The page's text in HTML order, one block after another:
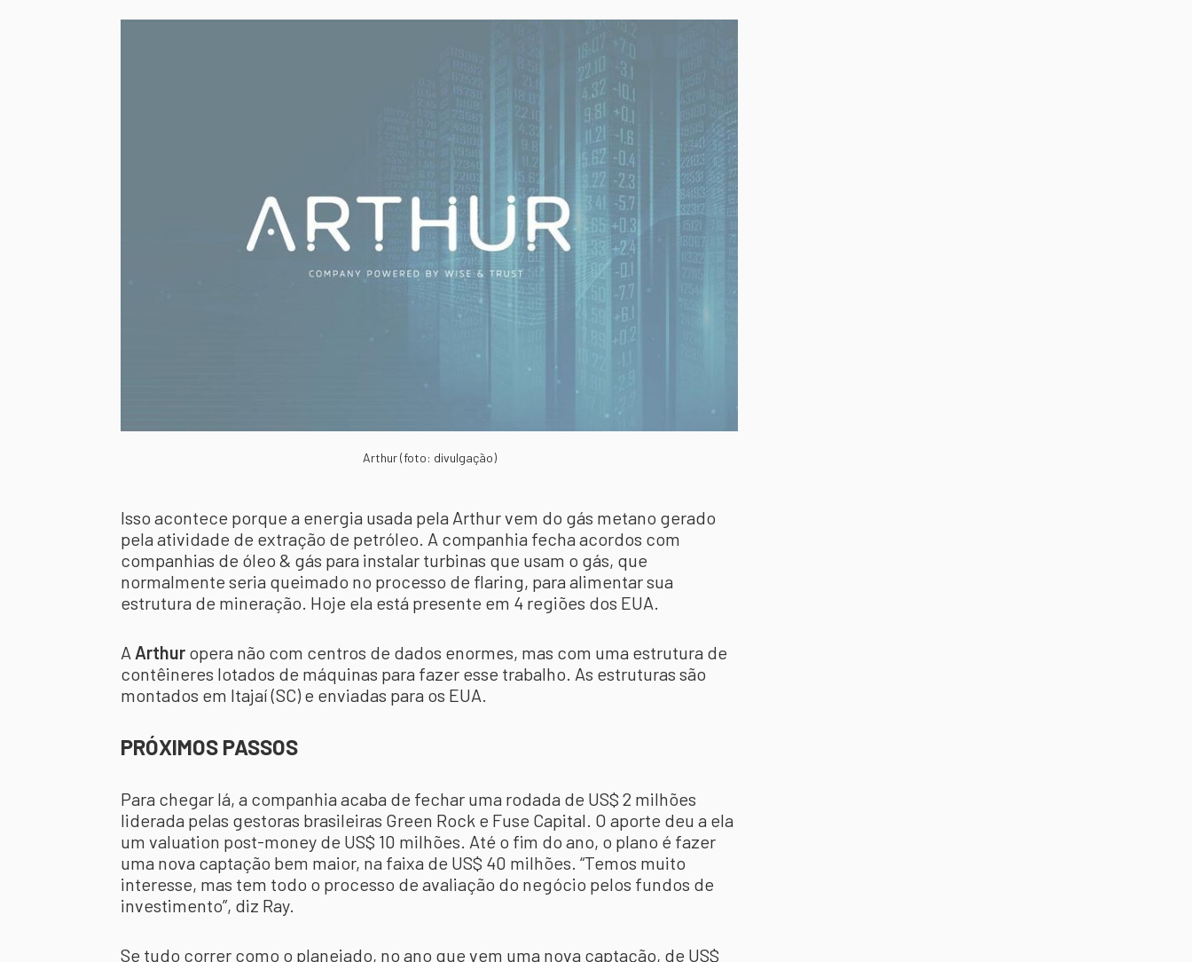
Arthur (foto: divulgação)
Isso acontece porque a energia usada pela Arthur vem do gás metano gerado
pela atividade de extração de petróleo. A companhia fecha acordos com
companhias de óleo & gás para instalar turbinas que usam o gás, que
normalmente seria queimado no processo de flaring, para alimentar sua
estrutura de mineração. Hoje ela está presente em 4 regiões dos EUA.
A Arthur opera não com centros de dados enormes, mas com uma estrutura de
contêineres lotados de máquinas para fazer esse trabalho. As estruturas são
montados em Itajaí (SC) e enviadas para os EUA.
PRÓXIMOS PASSOS
Para chegar lá, a companhia acaba de fechar uma rodada de US$ 2 milhões
liderada pelas gestoras brasileiras Green Rock e Fuse Capital. O aporte deu a ela
um valuation post-money de US$ 10 milhões. Até o fim do ano, o plano é fazer
uma nova captação bem maior, na faixa de US$ 40 milhões. “Temos muito
interesse, mas tem todo o processo de avaliação do negócio pelos fundos de
investimento”, diz Ray.
Se tudo correr como o planejado, no ano que vem uma nova captação, de US$